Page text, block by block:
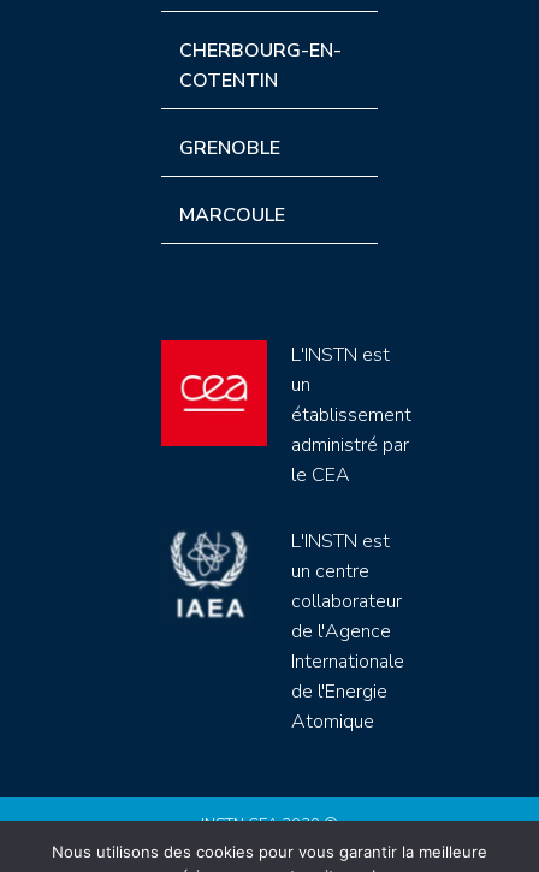
CHERBOURG-EN-
COTENTIN
GRENOBLE
MARCOULE
L'INSTN est
un
établissement
administré par
le CEA
L'INSTN est
un centre
collaborateur
de l'Agence
Internationale
de l'Energie
Atomique
INSTN CEA 2020 ©
Politique de protection de données (rgpd)
Nous utilisons des cookies pour vous garantir la meilleure